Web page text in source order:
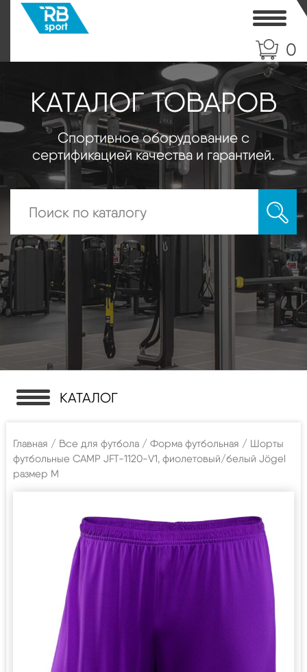
0
КАТАЛОГ ТОВАРОВ
Спортивное оборудование с
сертификацией качества и гарантией.
КАТАЛОГ
Главная / Все для футбола / Форма футбольная / Шорты
футбольные CAMP JFT-1120-V1, фиолетовый/белый Jögel
размер M